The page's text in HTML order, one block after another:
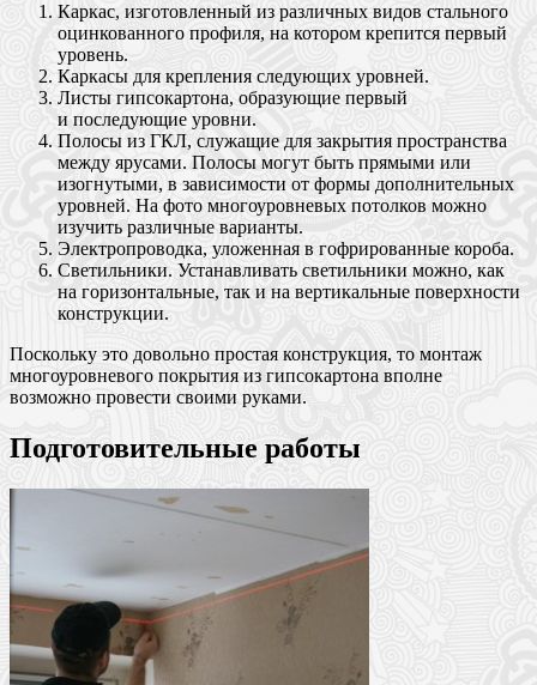
Каркас, изготовленный из различных видов стального
оцинкованного профиля, на котором крепится первый
уровень.
Каркасы для крепления следующих уровней.
Листы гипсокартона, образующие первый
и последующие уровни.
Полосы из ГКЛ, служащие для закрытия пространства
между ярусами. Полосы могут быть прямыми или
изогнутыми, в зависимости от формы дополнительных
уровней. На фото многоуровневых потолков можно
изучить различные варианты.
Электропроводка, уложенная в гофрированные короба.
Светильники. Устанавливать светильники можно, как
на горизонтальные, так и на вертикальные поверхности
конструкции.
Поскольку это довольно простая конструкция, то монтаж
многоуровневого покрытия из гипсокартона вполне
возможно провести своими руками.
Подготовительные работы